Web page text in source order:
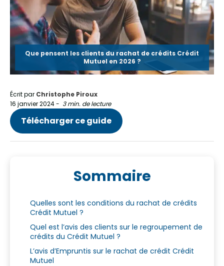
Que pensent les clients du rachat de crédits Crédit
Mutuel en 2026 ?
Écrit par Christophe Piroux
16 janvier 2024- 3 min. de lecture
Télécharger ce guide
Sommaire
Quelles sont les conditions du rachat de crédits
Crédit Mutuel ?
Quel est l’avis des clients sur le regroupement de
crédits du Crédit Mutuel ?
L’avis d’Empruntis sur le rachat de crédit Crédit
Mutuel